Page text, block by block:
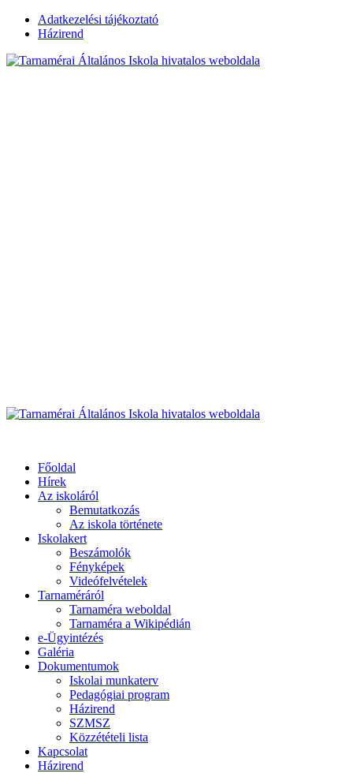
Skip
Adatkezelési tájékoztató
Házirend
Primary
Főoldal
Hírek
Az iskoláról
Bemutatkozás
Az iskola története
Iskolakert
Beszámolók
Fényképek
Videófelvételek
Tarnaméráról
Tarnaméra weboldal
Tarnaméra a Wikipédián
e-Ügyintézés
Galéria
Dokumentumok
Iskolai munkaterv
Pedagógiai program
Házirend
SZMSZ
Közzétételi lista
Kapcsolat
Házirend